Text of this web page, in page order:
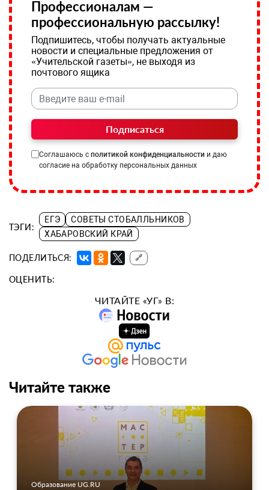
Профессионалам —
профессиональную рассылку!
Подпишитесь, чтобы получать актуальные
новости и специальные предложения от
«Учительской газеты», не выходя из
почтового ящика
Подписаться
Соглашаюсь с политикой конфиденциальности и даю
согласие на обработку персональных данных
ТЭГИ:
ЕГЭ
СОВЕТЫ СТОБАЛЛЬНИКОВ
ХАБАРОВСКИЙ КРАЙ
ПОДЕЛИТЬСЯ: 🔗
ОЦЕНИТЬ:
ЧИТАЙТЕ «УГ» В:
Читайте также
Образование UG.RU